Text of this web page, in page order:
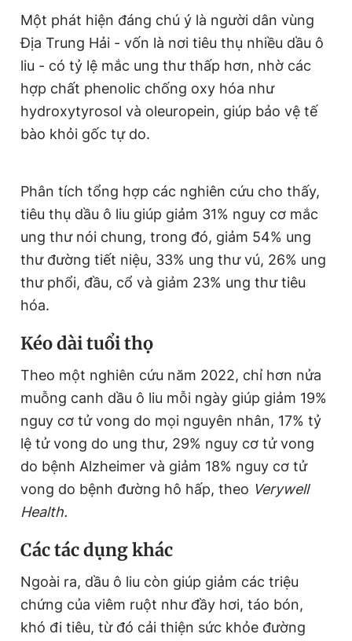
Một phát hiện đáng chú ý là người dân vùng
Địa Trung Hải - vốn là nơi tiêu thụ nhiều dầu ô
liu - có tỷ lệ mắc ung thư thấp hơn, nhờ các
hợp chất phenolic chống oxy hóa như
hydroxytyrosol và oleuropein, giúp bảo vệ tế
bào khỏi gốc tự do.
Phân tích tổng hợp các nghiên cứu cho thấy,
tiêu thụ dầu ô liu giúp giảm 31% nguy cơ mắc
ung thư nói chung, trong đó, giảm 54% ung
thư đường tiết niệu, 33% ung thư vú, 26% ung
thư phổi, đầu, cổ và giảm 23% ung thư tiêu
hóa.
Kéo dài tuổi thọ
Theo một nghiên cứu năm 2022, chỉ hơn nửa
muỗng canh dầu ô liu mỗi ngày giúp giảm 19%
nguy cơ tử vong do mọi nguyên nhân, 17% tỷ
lệ tử vong do ung thư, 29% nguy cơ tử vong
do bệnh Alzheimer và giảm 18% nguy cơ tử
vong do bệnh đường hô hấp, theo Verywell
Health.
Các tác dụng khác
Ngoài ra, dầu ô liu còn giúp giảm các triệu
chứng của viêm ruột như đầy hơi, táo bón,
khó đi tiêu, từ đó cải thiện sức khỏe đường